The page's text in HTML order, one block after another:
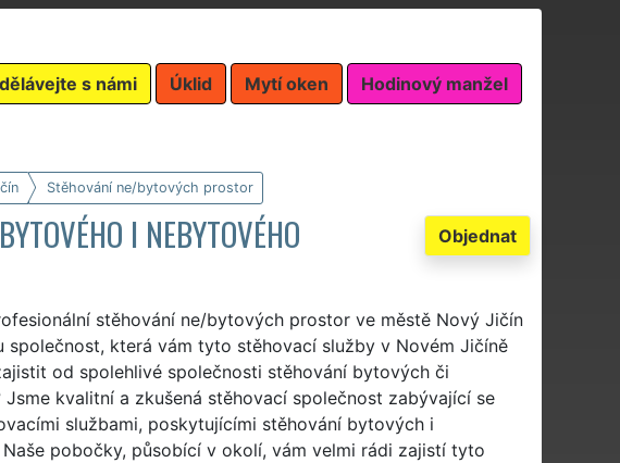
s námi Úklid Mytí oken Hodinový manžel
Stěhování ne/bytových prostor
Objednat
I NEBYTOVÉHO
stěhování ne/bytových prostor ve městě Nový Jičín
společnost, která vám tyto stěhovací služby v Novém Jičíně
od spolehlivé společnosti stěhování bytových či
kvalitní a zkušená stěhovací společnost zabývající se
službami, poskytujícími stěhování bytových i
pobočky, působící v okolí, vám velmi rádi zajistí tyto